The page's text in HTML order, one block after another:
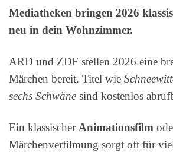
Mediatheken bringen 2026
neu in dein Wohnzimmer.
ARD und ZDF stellen 2026 eine
Märchen bereit. Titel wie
sechs Schwäne sind kostenlos
Ein klassischerAnimationsfilm
Märchenverfilmung sorgt oft für